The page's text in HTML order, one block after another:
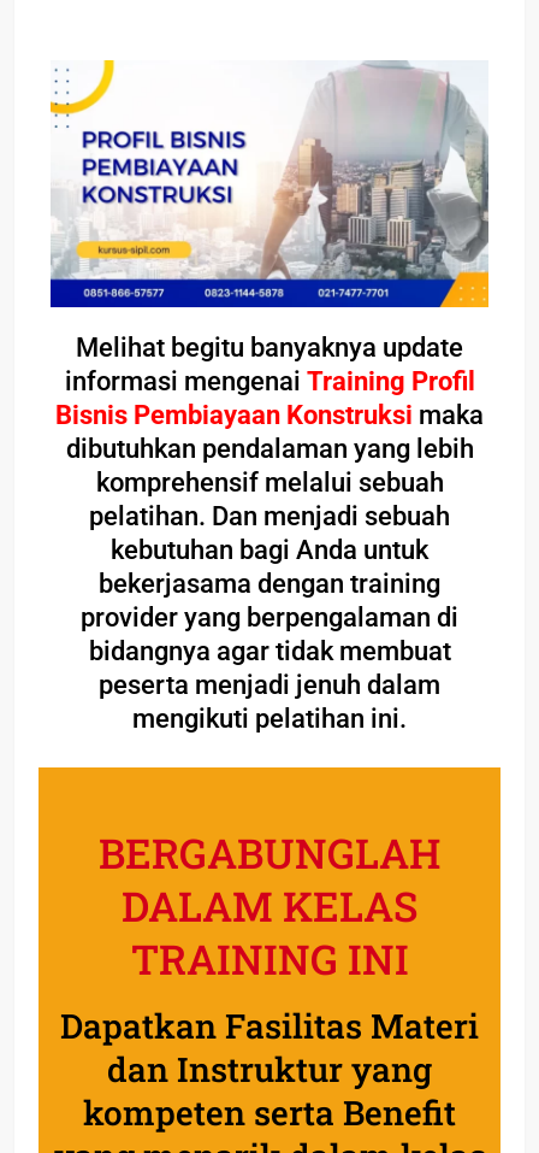
Melihat begitu banyaknya update
informasi mengenai Training Profil
Bisnis Pembiayaan Konstruksi maka
dibutuhkan pendalaman yang lebih
komprehensif melalui sebuah
pelatihan. Dan menjadi sebuah
kebutuhan bagi Anda untuk
bekerjasama dengan training
provider yang berpengalaman di
bidangnya agar tidak membuat
peserta menjadi jenuh dalam
mengikuti pelatihan ini.
BERGABUNGLAH
DALAM KELAS
TRAINING INI
Dapatkan Fasilitas Materi
dan Instruktur yang
kompeten serta Benefit